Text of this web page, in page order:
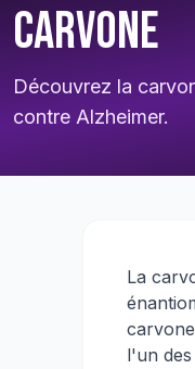
Carvone
Découvrez la
contre Alzheimer.
La
l'un